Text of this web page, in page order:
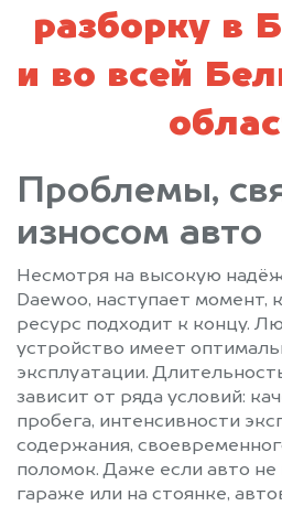
разборку в
и во всей
Проблемы,
износом авто
Несмотря на высокую
Daewoo, наступает момент,
ресурс подходит к концу.
устройство имеет
эксплуатации.
зависит от ряда условий:
пробега, интенсивности
содержания,
поломок. Даже если авто не
гараже или на стоянке,